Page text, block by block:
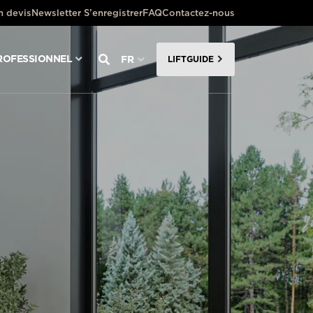
devis Newsletter S’enregistrerFAQContactez-nous
FR LIFTGUIDE